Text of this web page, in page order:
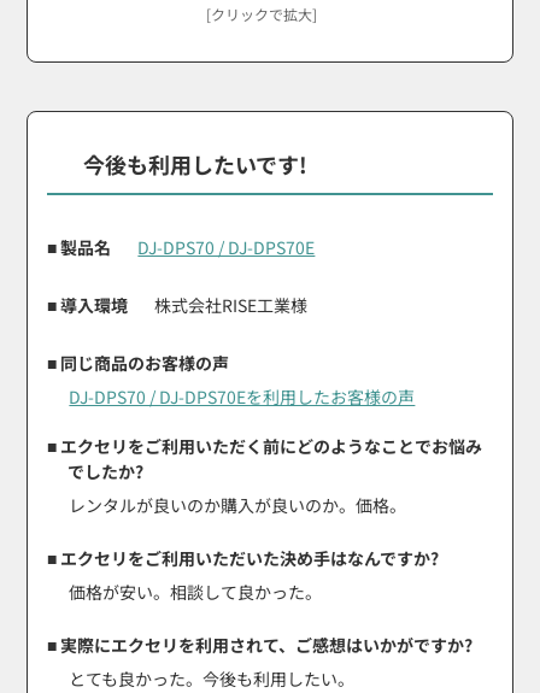
[クリックで拡大]
今後も利用したいです!
■ 製品名 DJ-DPS70 / DJ-DPS70E
■ 導入環境 株式会社RISE工業様
■ 同じ商品のお客様の声
DJ-DPS70 / DJ-DPS70Eを利用したお客様の声
■ エクセリをご利用いただく前にどのようなことでお悩み
でしたか?
レンタルが良いのか購入が良いのか。価格。
■ エクセリをご利用いただいた決め手はなんですか?
価格が安い。相談して良かった。
■ 実際にエクセリを利用されて、ご感想はいかがですか?
とても良かった。今後も利用したい。